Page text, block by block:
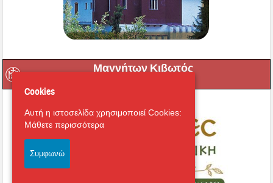
Μαγνήτων Κιβωτός
Cookies
Αυτή η ιστοσελίδα χρησιμοποιεί Cookies:
Μάθετε περισσότερα
Συμφωνώ